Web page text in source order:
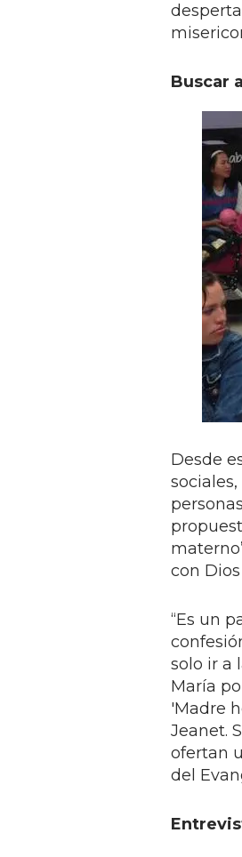
Buscar
Desde
con
“Es un
solo ir a
María
'Madre
Jeanet.
ofertan
del